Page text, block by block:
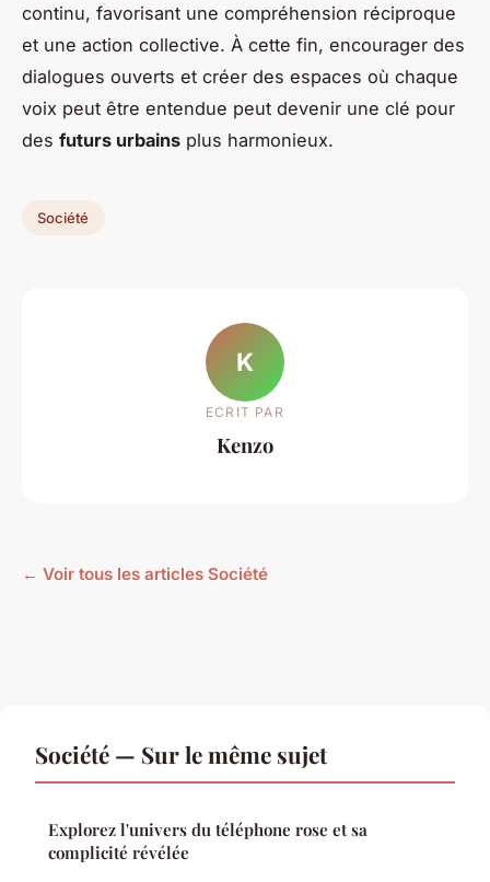
continu, favorisant une compréhension réciproque
et une action collective. À cette fin, encourager des
dialogues ouverts et créer des espaces où chaque
voix peut être entendue peut devenir une clé pour
des futurs urbains plus harmonieux.
Société
K
ECRIT PAR
Kenzo
← Voir tous les articles Société
Société — Sur le même sujet
Explorez l'univers du téléphone rose et sa
complicité révélée